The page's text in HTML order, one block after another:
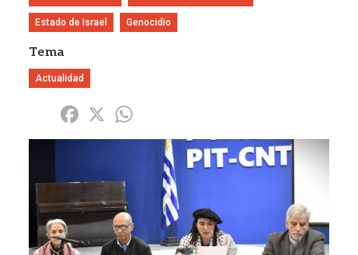
Estado de Israel Genocidio
Tema
Actualidad
Share Facebook
X